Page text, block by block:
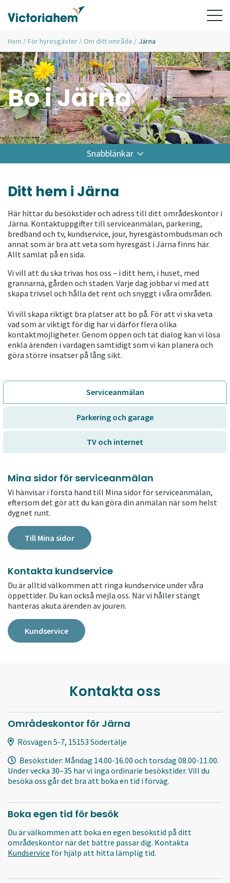
Hem / För hyresgäster / Om ditt område / Järna
Bo i Järna
Snabblänkar
Ditt hem i Järna
Här hittar du besökstider och adress till ditt områdeskontor i
Järna. Kontaktuppgifter till serviceanmälan, parkering,
bredband och tv, kundservice, jour, hyresgästombudsman och
annat som är bra att veta som hyresgäst i Järna finns här.
Allt samlat på en sida.
Vi vill att du ska trivas hos oss – i ditt hem, i huset, med
grannarna, gården och staden. Varje dag jobbar vi med att
skapa trivsel och hålla det rent och snyggt i våra områden.
Vi vill skapa riktigt bra platser att bo på. För att vi ska veta
vad som är viktigt för dig har vi därför flera olika
kontaktmöjligheter. Genom öppen och tät dialog kan vi lösa
enkla ärenden i vardagen samtidigt som vi kan planera och
göra större insatser på lång sikt.
Serviceanmälan
Parkering och garage
TV och internet
Mina sidor för serviceanmälan
Vi hänvisar i första hand till Mina sidor för serviceanmälan,
eftersom det gör att du kan göra din anmälan när som helst
dygnet runt.
Till Mina sidor
Kontakta kundservice
Du är alltid välkommen att ringa kundservice under våra
öppettider. Du kan också mejla oss. När vi håller stängt
hanteras akuta ärenden av jouren.
Kundservice
Kontakta oss
Områdeskontor för Järna
Rösvägen 5-7, 15153 Södertälje
Besökstider: Måndag 14.00-16.00 och torsdag 08.00-11.00.
Under vecka 30–35 har vi inga ordinarie besökstider. Vill du
besöka oss går det bra att boka en tid i förväg.
Boka egen tid för besök
Du är välkommen att boka en egen besökstid på ditt
områdeskontor när det bättre passar dig. Kontakta
Kundservice för hjälp att hitta lämplig tid.